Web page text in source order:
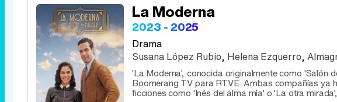
La Moderna
2023 - 2025
Drama
Susana López Rubio, Helena Ezquerro,
'La Moderna', conocida originalmente como 'Salón
Boomerang TV para RTVE. Ambas compañías ya
ficciones como 'Inés del alma mía' o 'La otra